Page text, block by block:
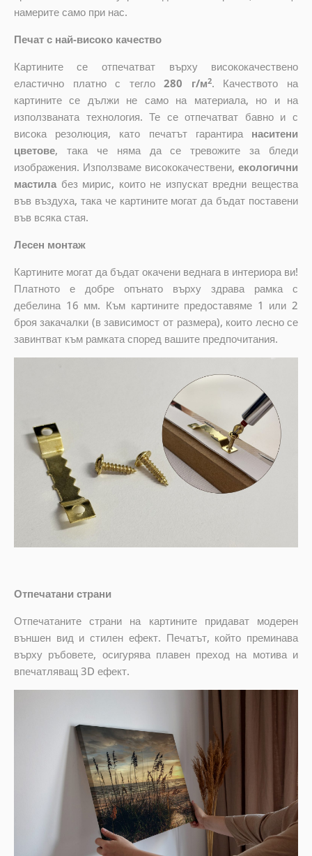
намерите само при нас.
Печат с най-високо качество
Картините се отпечатват върху висококачествено
еластично платно с тегло280 г/м2. Качеството на
картините се дължи не само на материала, но и на
използваната технология. Те се отпечатват бавно и с
висока резолюция, като печатът гарантира наситени
цветове, така че няма да се тревожите за бледи
изображения. Използваме висококачествени,екологични
мастилабез мирис, които не изпускат вредни вещества
във въздуха, така че картините могат да бъдат поставени
във всяка стая.
Лесен монтаж
Картините могат да бъдат окачени веднага в интериора ви!
Платното е добре опънато върху здрава рамка с
дебелина 16 мм. Към картините предоставяме 1 или 2
броя закачалки (в зависимост от размера), които лесно се
завинтват към рамката според вашите предпочитания.
Отпечатани страни
Отпечатаните страни на картините придават модерен
външен вид и стилен ефект. Печатът, който преминава
върху ръбовете, осигурява плавен преход на мотива и
впечатляващ 3D ефект.